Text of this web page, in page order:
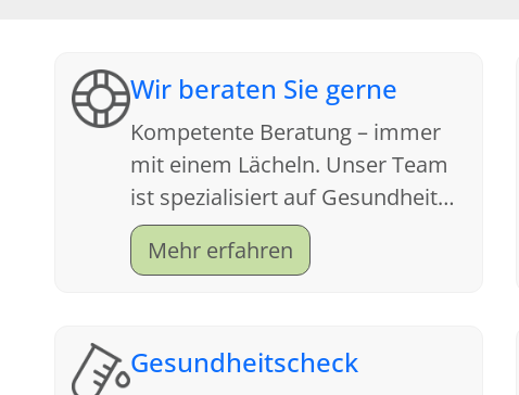
Wir beraten Sie gerne
Kompetente Beratung – immer
mit einem Lächeln. Unser Team
ist spezialisiert auf Gesundheit
und Kundenfreundlichkeit.
Mehr erfahren
Gesundheitscheck